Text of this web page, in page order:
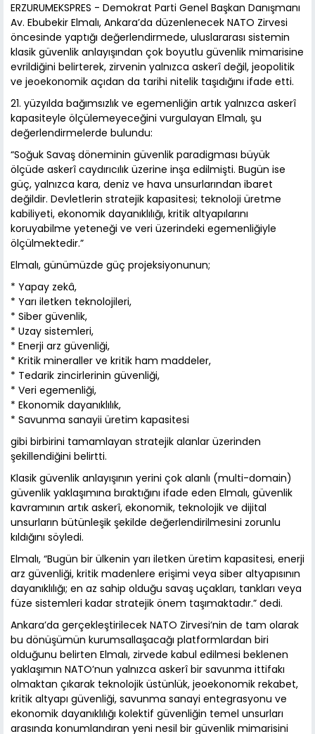
ERZURUMEKSPRES - Demokrat Parti Genel Başkan Danışmanı
Av. Ebubekir Elmalı, Ankara’da düzenlenecek NATO Zirvesi
öncesinde yaptığı değerlendirmede, uluslararası sistemin
klasik güvenlik anlayışından çok boyutlu güvenlik mimarisine
evrildiğini belirterek, zirvenin yalnızca askerî değil, jeopolitik
ve jeoekonomik açıdan da tarihi nitelik taşıdığını ifade etti.
21. yüzyılda bağımsızlık ve egemenliğin artık yalnızca askerî
kapasiteyle ölçülemeyeceğini vurgulayan Elmalı, şu
değerlendirmelerde bulundu:
“Soğuk Savaş döneminin güvenlik paradigması büyük
ölçüde askerî caydırıcılık üzerine inşa edilmişti. Bugün ise
güç, yalnızca kara, deniz ve hava unsurlarından ibaret
değildir. Devletlerin stratejik kapasitesi; teknoloji üretme
kabiliyeti, ekonomik dayanıklılığı, kritik altyapılarını
koruyabilme yeteneği ve veri üzerindeki egemenliğiyle
ölçülmektedir.”
Elmalı, günümüzde güç projeksiyonunun;
* Yapay zekâ,
* Yarı iletken teknolojileri,
* Siber güvenlik,
* Uzay sistemleri,
* Enerji arz güvenliği,
* Kritik mineraller ve kritik ham maddeler,
* Tedarik zincirlerinin güvenliği,
* Veri egemenliği,
* Ekonomik dayanıklılık,
* Savunma sanayii üretim kapasitesi
gibi birbirini tamamlayan stratejik alanlar üzerinden
şekillendiğini belirtti.
Klasik güvenlik anlayışının yerini çok alanlı (multi-domain)
güvenlik yaklaşımına bıraktığını ifade eden Elmalı, güvenlik
kavramının artık askerî, ekonomik, teknolojik ve dijital
unsurların bütünleşik şekilde değerlendirilmesini zorunlu
kıldığını söyledi.
Elmalı, “Bugün bir ülkenin yarı iletken üretim kapasitesi, enerji
arz güvenliği, kritik madenlere erişimi veya siber altyapısının
dayanıklılığı; en az sahip olduğu savaş uçakları, tankları veya
füze sistemleri kadar stratejik önem taşımaktadır.” dedi.
Ankara’da gerçekleştirilecek NATO Zirvesi’nin de tam olarak
bu dönüşümün kurumsallaşacağı platformlardan biri
olduğunu belirten Elmalı, zirvede kabul edilmesi beklenen
yaklaşımın NATO’nun yalnızca askerî bir savunma ittifakı
olmaktan çıkarak teknolojik üstünlük, jeoekonomik rekabet,
kritik altyapı güvenliği, savunma sanayi entegrasyonu ve
ekonomik dayanıklılığı kolektif güvenliğin temel unsurları
arasında konumlandıran yeni nesil bir güvenlik mimarisini